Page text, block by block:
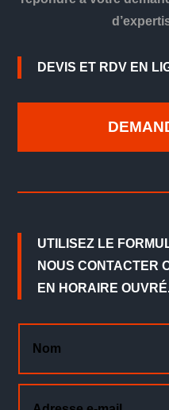
DEVIS ET RDV EN
UTILISEZ LE
NOUS CONTACTER
EN HORAIRE